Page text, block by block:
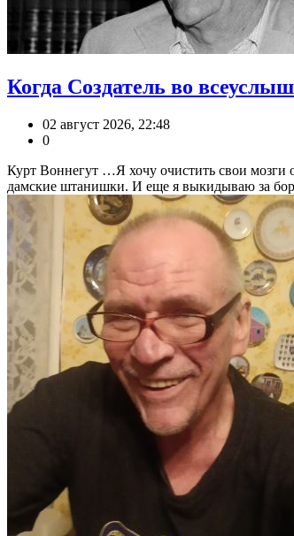
Когда Создатель во
02 август 2026, 22:48
0
Курт Воннегут …Я хочу очистить свои мозги
дамские штанишки. И еще я выкидываю за